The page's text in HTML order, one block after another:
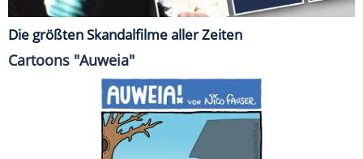
Die größten Skandalfilme aller Zeiten
Cartoons "Auweia"